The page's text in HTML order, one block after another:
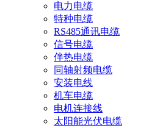
电力电缆
特种电缆
RS485通讯电缆
信号电缆
伴热电缆
同轴射频电缆
安装电线
机车电缆
电机连接线
太阳能光伏电缆